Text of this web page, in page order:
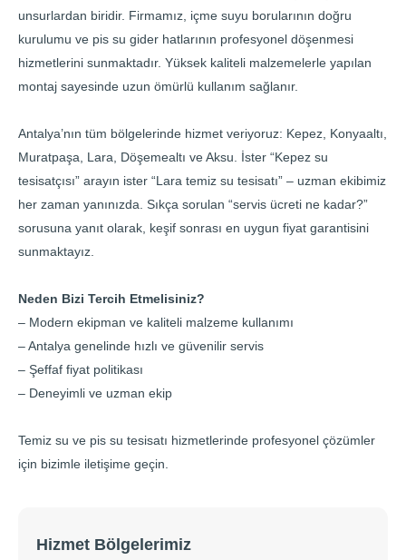
unsurlardan biridir. Firmamız, içme suyu borularının doğru
kurulumu ve pis su gider hatlarının profesyonel döşenmesi
hizmetlerini sunmaktadır. Yüksek kaliteli malzemelerle yapılan
montaj sayesinde uzun ömürlü kullanım sağlanır.
Antalya’nın tüm bölgelerinde hizmet veriyoruz: Kepez, Konyaaltı,
Muratpaşa, Lara, Döşemealtı ve Aksu. İster “Kepez su
tesisatçısı” arayın ister “Lara temiz su tesisatı” – uzman ekibimiz
her zaman yanınızda. Sıkça sorulan “servis ücreti ne kadar?”
sorusuna yanıt olarak, keşif sonrası en uygun fiyat garantisini
sunmaktayız.
Neden Bizi Tercih Etmelisiniz?
– Modern ekipman ve kaliteli malzeme kullanımı
– Antalya genelinde hızlı ve güvenilir servis
– Şeffaf fiyat politikası
– Deneyimli ve uzman ekip
Temiz su ve pis su tesisatı hizmetlerinde profesyonel çözümler
için bizimle iletişime geçin.
Hizmet Bölgelerimiz